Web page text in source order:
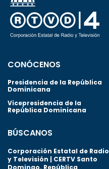
CONÓCENOS
Presidencia de la República
Dominicana
Vicepresidencia de la
República Dominicana
BÚSCANOS
Corporación Estatal de Radio
y Televisión | CERTV Santo
Domingo. República